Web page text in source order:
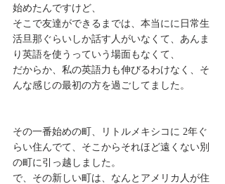
始めたんですけど、
そこで友達ができるまでは、本当にに日常生
活旦那ぐらいしか話す人がいなくて、あんま
り英語を使うっていう場面もなくて、
だからか、私の英語力も伸びるわけなく、そ
んな感じの最初の方を過ごしてました。
その一番始めの町、リトルメキシコに 2年ぐ
らい住んでて、そこからそれほど遠くない別
の町に引っ越しました。
で、その新しい町は、なんとアメリカ人が住